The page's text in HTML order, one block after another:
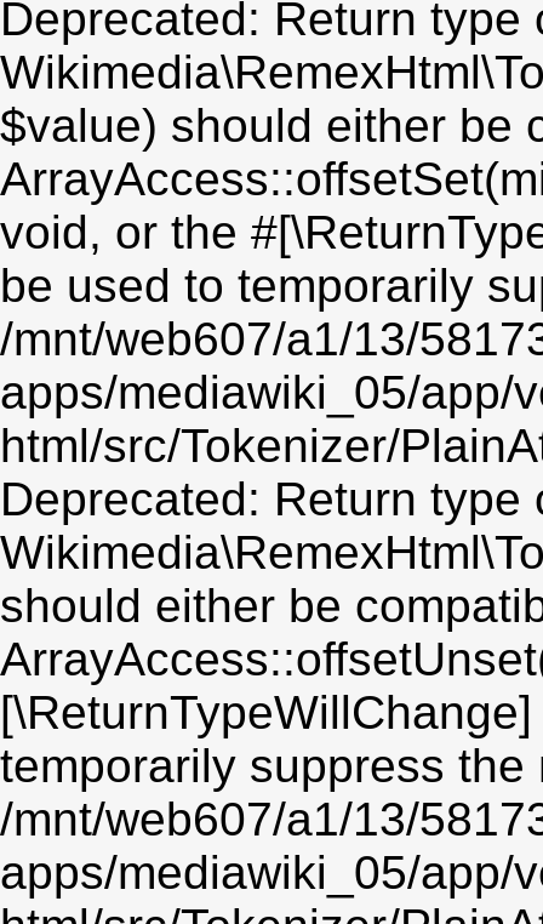
Deprecated: Return type
$value) should either be
void, or the
be used to temporarily
/mnt/web607/a1/13/
apps/mediawiki_05/app/
html/src/Tokenizer/
Deprecated: Return type
should either be
temporarily suppress the
/mnt/web607/a1/13/
apps/mediawiki_05/app/